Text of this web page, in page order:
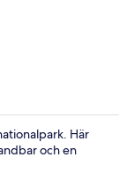
Deluxe-
Här
och en